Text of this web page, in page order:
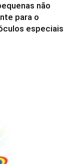
não
para o
especiais